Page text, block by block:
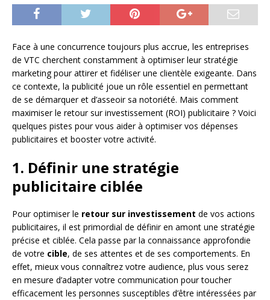
Face à une concurrence toujours plus accrue, les entreprises
de VTC cherchent constamment à optimiser leur stratégie
marketing pour attirer et fidéliser une clientèle exigeante. Dans
ce contexte, la publicité joue un rôle essentiel en permettant
de se démarquer et d’asseoir sa notoriété. Mais comment
maximiser le retour sur investissement (ROI) publicitaire ? Voici
quelques pistes pour vous aider à optimiser vos dépenses
publicitaires et booster votre activité.
1. Définir une stratégie
publicitaire ciblée
Pour optimiser le retour sur investissement de vos actions
publicitaires, il est primordial de définir en amont une stratégie
précise et ciblée. Cela passe par la connaissance approfondie
de votre cible, de ses attentes et de ses comportements. En
effet, mieux vous connaîtrez votre audience, plus vous serez
en mesure d’adapter votre communication pour toucher
efficacement les personnes susceptibles d’être intéressées par